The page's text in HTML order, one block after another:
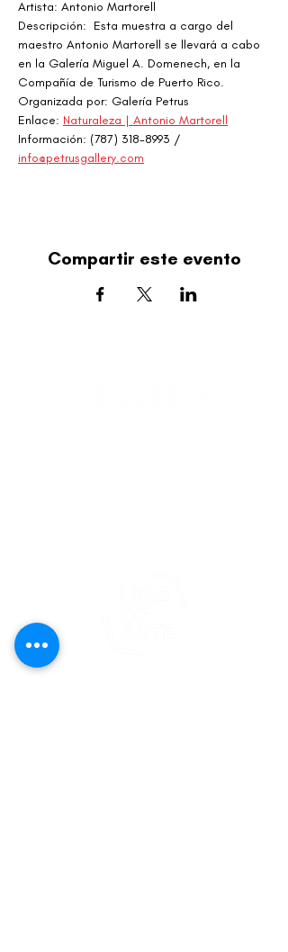
Artista: Antonio Martorell
Descripción:  Esta muestra a cargo del
maestro Antonio Martorell se llevará a cabo
en la Galería Miguel A. Domenech, en la
Compañía de Turismo de Puerto Rico.
Organizada por: Galería Petrus
Enlace: Naturaleza | Antonio Martorell
Información: (787) 318-8993 /
info@petrusgallery.com
Compartir este evento